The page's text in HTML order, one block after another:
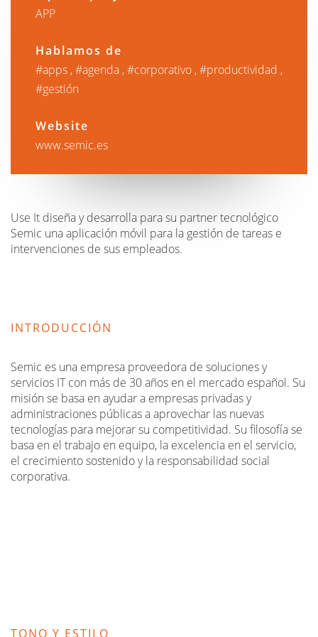
APP
Hablamos de
apps
agenda corporativo
productividad
gestión
Website
www.semic.es
Use It diseña y desarrolla para su partner tecnológico
Semic una aplicación móvil para la gestión de tareas e
intervenciones de sus empleados.
INTRODUCCIÓN
Semic es una empresa proveedora de soluciones y
servicios IT con más de 30 años en el mercado español. Su
misión se basa en ayudar a empresas privadas y
administraciones públicas a aprovechar las nuevas
tecnologías para mejorar su competitividad. Su filosofía se
basa en el trabajo en equipo, la excelencia en el servicio,
el crecimiento sostenido y la responsabilidad social
corporativa.
TONO Y ESTILO